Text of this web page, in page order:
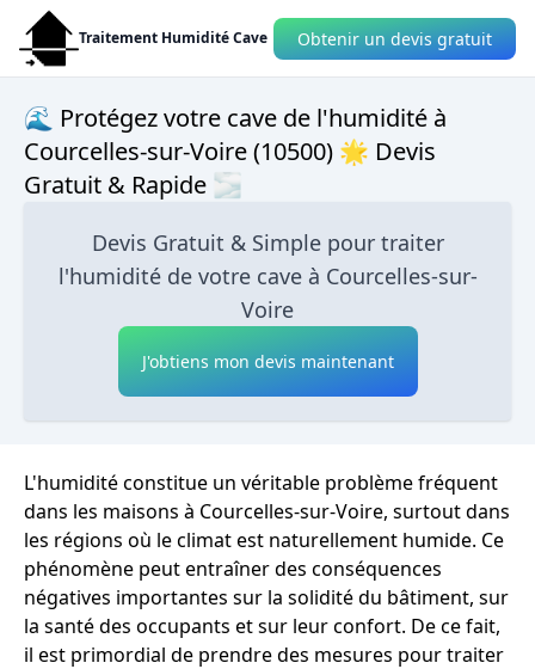
Traitement Humidité Cave Obtenir un devis gratuit
🌊 Protégez votre cave de l'humidité à
Courcelles-sur-Voire (10500) 🌟 Devis
Gratuit & Rapide 🌫
Devis Gratuit & Simple pour traiter
l'humidité de votre cave à Courcelles-sur-
Voire
J'obtiens mon devis maintenant
L'humidité constitue un véritable problème fréquent
dans les maisons à Courcelles-sur-Voire, surtout dans
les régions où le climat est naturellement humide. Ce
phénomène peut entraîner des conséquences
négatives importantes sur la solidité du bâtiment, sur
la santé des occupants et sur leur confort. De ce fait,
il est primordial de prendre des mesures pour traiter